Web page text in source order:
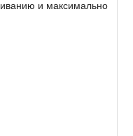
и максимально